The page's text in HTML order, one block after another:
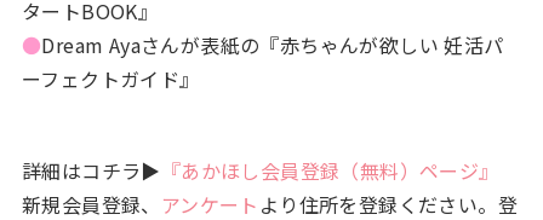
タートBOOK』
●Dream Ayaさんが表紙の『赤ちゃんが欲しい 妊活パ
ーフェクトガイド』
詳細はコチラ▶ 『あかほし会員登録（無料）ページ』
新規会員登録、 アンケート より住所を登録ください。登